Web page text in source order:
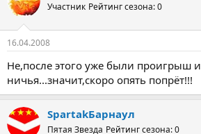
Участник Рейтинг сезона: 0
16.04.2008
Не,после этого уже были проигрыш и
ничья...значит,скоро опять попрёт!!!
SpartakБарнаул
Пятая Звезда Рейтинг сезона: 0